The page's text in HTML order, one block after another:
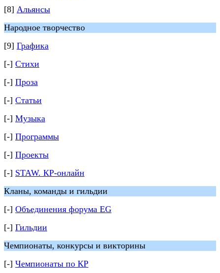
[8] Альянсы
Народное творчество
[9] Графика
[-] Стихи
[-] Проза
[-] Статьи
[-] Музыка
[-] Программы
[-] Проекты
[-] STAW. КР-онлайн
Кланы, команды и гильдии
[-] Объединения форума EG
[-] Гильдии
Чемпионаты, конкурсы и викторины
[-] Чемпионаты по КР